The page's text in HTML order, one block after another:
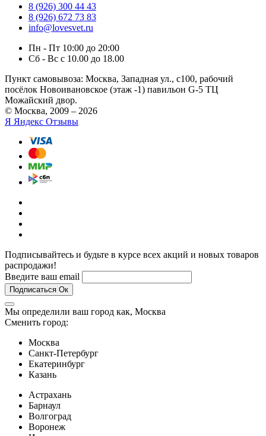
8 (926) 300 44 43
8 (926) 672 73 83
info@lovesvet.ru
Пн - Пт 10:00 до 20:00
Сб - Вс с 10.00 до 18.00
Пункт самовывоза: Москва, Западная ул., с100, рабочий
посёлок Новоивановское (этаж -1) павильон G-5 ТЦ
Можайский двор.
© Москва, 2009 – 2026
Я Яндекс Отзывы
Подписывайтесь и будьте в курсе всех акций и новых товаров
распродажи!
Введите ваш email
Подписаться Ок
Мы определили ваш город как, Москва
Сменить город:
Москва
Санкт-Петербург
Екатеринбург
Казань
Астрахань
Барнаул
Волгоград
Воронеж